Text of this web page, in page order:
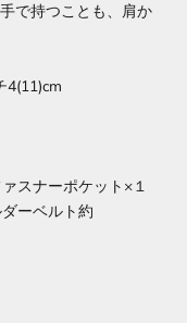
で持つことも、肩か
4(11)cm
スナーポケット×１
ーベルト約